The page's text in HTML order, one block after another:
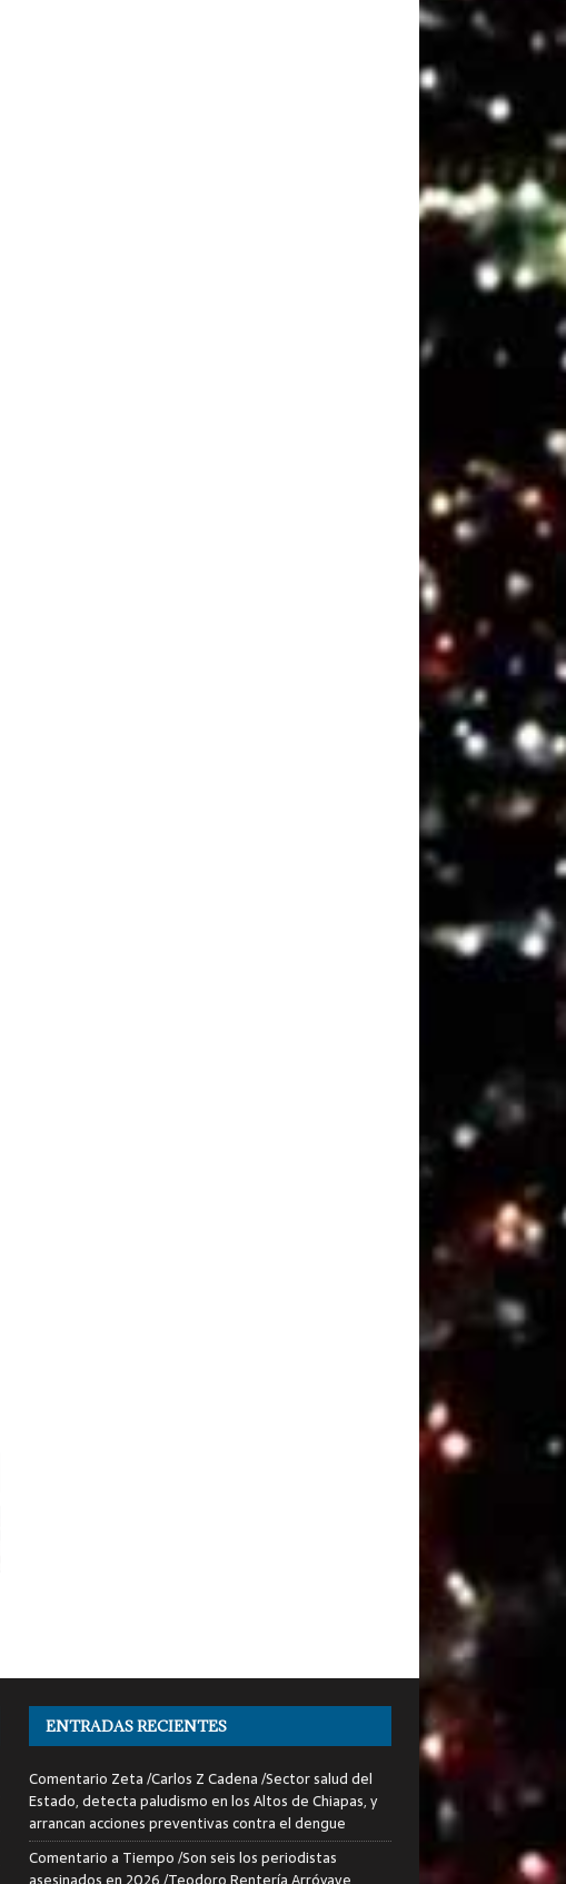
ENTRADAS RECIENTES
Comentario Zeta /Carlos Z Cadena /Sector salud del
Estado, detecta paludismo en los Altos de Chiapas, y
arrancan acciones preventivas contra el dengue
Comentario a Tiempo /Son seis los periodistas